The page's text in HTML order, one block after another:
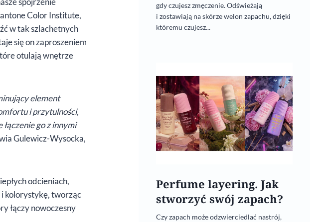
Color Institute,
w tak szlachetnych
się on zaproszeniem
otulają wnętrze
element
i przytulności,
go z innymi
Gulewicz-Wysocka,
odcieniach,
kolorystykę, tworząc
łączy nowoczesny
gdy czujesz zmęczenie. Odświeżają
i zostawiają na skórze welon zapachu, dzięki
któremu czujesz...
Perfume layering. Jak
stworzyć swój zapach?
Czy zapach może odzwierciedlać nastrój,